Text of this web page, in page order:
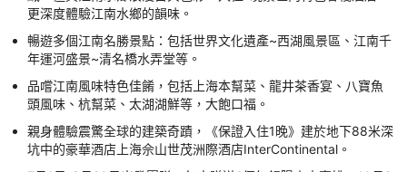
更深度體驗江南水鄉的韻味。
暢遊多個江南名勝景點：包括世界文化遺產~西湖風景區、江南千
年運河盛景~清名橋水弄堂等。
品嚐江南風味特色佳餚，包括上海本幫菜、龍井茶香宴、八寶魚
頭風味、杭幫菜、太湖湖鮮等，大飽口福。
親身體驗震驚全球的建築奇蹟，《保證入住1晚》建於地下88米深
坑中的豪華酒店上海佘山世茂洲際酒店InterContinental。